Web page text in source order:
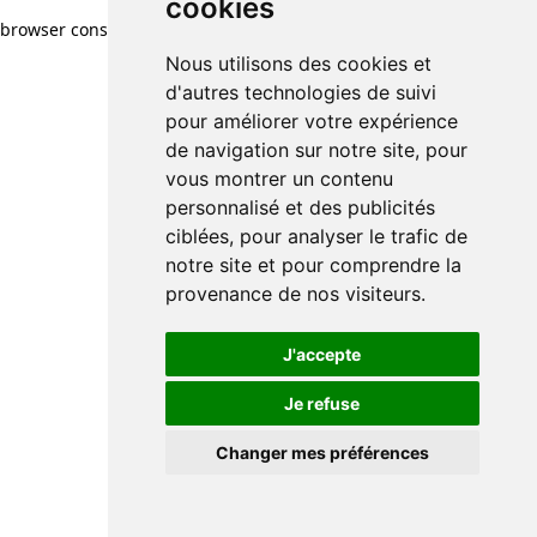
cookies
Nous utilisons des cookies et
d'autres technologies de suivi
pour améliorer votre expérience
de navigation sur notre site, pour
vous montrer un contenu
personnalisé et des publicités
ciblées, pour analyser le trafic de
notre site et pour comprendre la
provenance de nos visiteurs.
J'accepte
Je refuse
Changer mes préférences
browser console for more information)